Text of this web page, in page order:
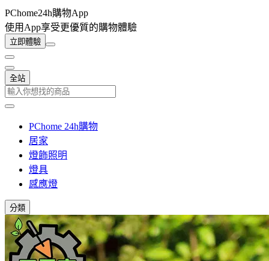
PChome24h購物App
使用App享受更優質的購物體驗
立即體驗
全站
PChome 24h購物
居家
燈飾照明
燈具
感應燈
分類